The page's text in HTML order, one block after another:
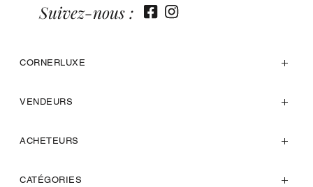
CORNERLUXE
VENDEURS
ACHETEURS
CATÉGORIES
Suivez-nous :